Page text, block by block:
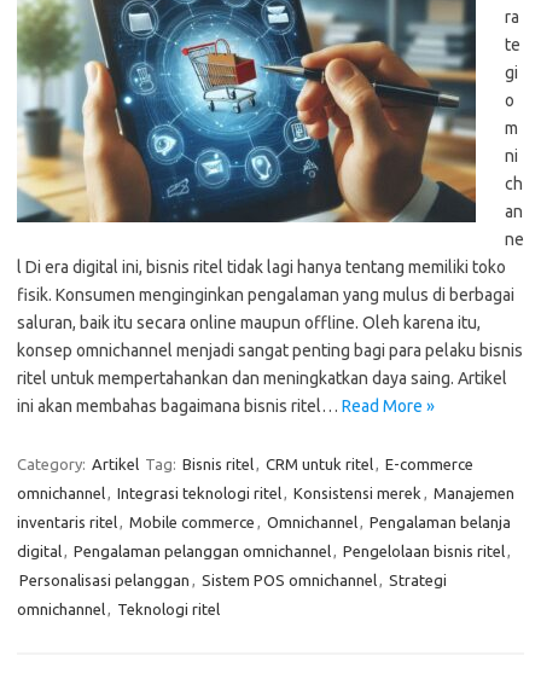
ra
te
gi
o
m
ni
ch
an
ne
l Di era digital ini, bisnis ritel tidak lagi hanya tentang memiliki toko
fisik. Konsumen menginginkan pengalaman yang mulus di berbagai
saluran, baik itu secara online maupun offline. Oleh karena itu,
konsep omnichannel menjadi sangat penting bagi para pelaku bisnis
ritel untuk mempertahankan dan meningkatkan daya saing. Artikel
ini akan membahas bagaimana bisnis ritel… Read More »
Category: Artikel Tag: Bisnis ritel, CRM untuk ritel, E-commerce
omnichannel, Integrasi teknologi ritel, Konsistensi merek , Manajemen
inventaris ritel, Mobile commerce , Omnichannel, Pengalaman belanja
digital, Pengalaman pelanggan omnichannel, Pengelolaan bisnis ritel,
Personalisasi pelanggan , Sistem POS omnichannel, Strategi
omnichannel, Teknologi ritel